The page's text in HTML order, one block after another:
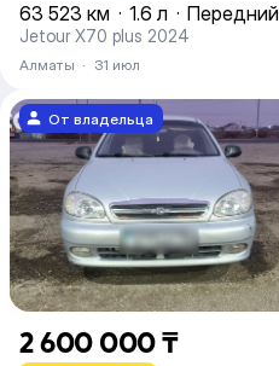
63 523 км · 1.6 л · Передний
Jetour X70 plus 2024
Алматы · 31 июл
От владельца
2 600 000 ₸